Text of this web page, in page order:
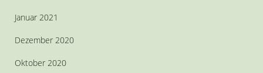
Januar 2021
Dezember 2020
Oktober 2020